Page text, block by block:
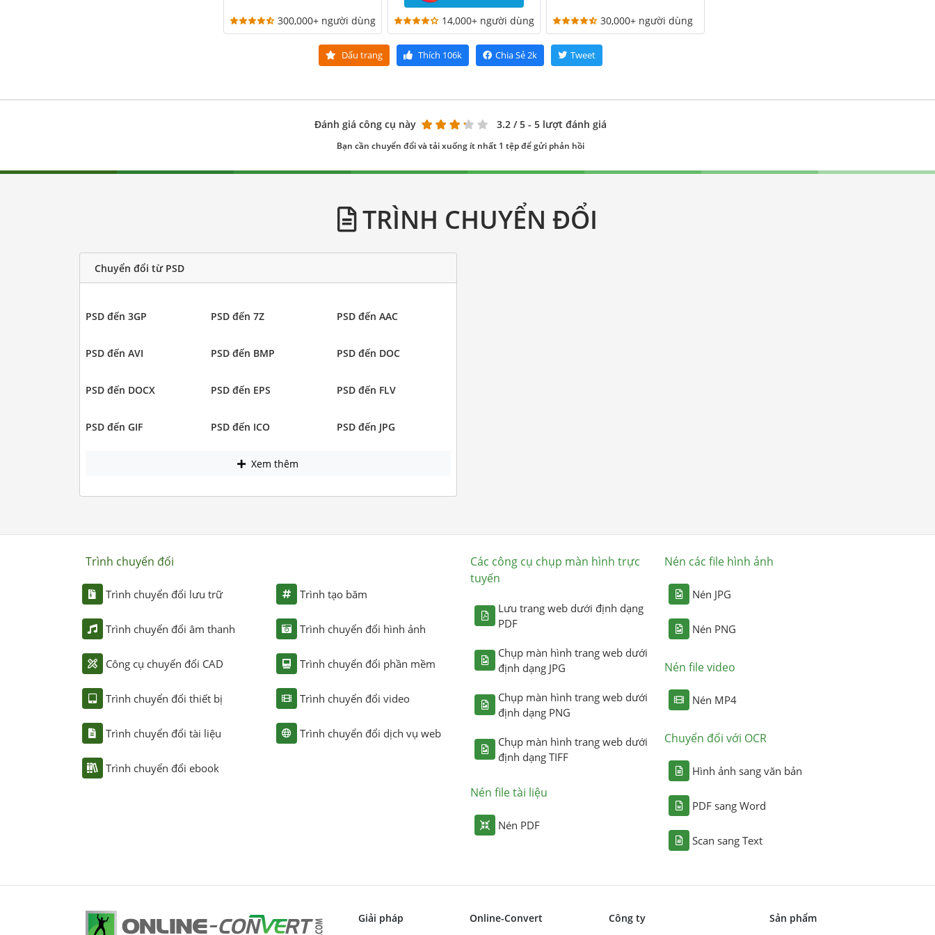
300,000+ người dùng 14,000+ người dùng 30,000+ người dùng
Dấu trang Thích 106k Chia Sẻ2k Tweet
Đánh giá công cụ này 3.2 / 5 - 5 lượt đánh giá
Bạn cần chuyển đổi và tải xuống ít nhất 1 tệp để gửi phản hồi
TRÌNH CHUYỂN ĐỔI
Chuyển đổi từ PSD
PSD đến 3GP PSD đến 7Z PSD đến AAC
PSD đến AVI PSD đến BMP PSD đến DOC
PSD đến DOCX PSD đến EPS PSD đến FLV
PSD đến GIF PSD đến ICO PSD đến JPG
Xem thêm
Trình chuyển đổi
Trình chuyển đổi lưu trữ
Trình chuyển đổi âm thanh
Công cụ chuyển đổi CAD
Trình chuyển đổi thiết bị
Trình chuyển đổi tài liệu
Trình chuyển đổi ebook
Trình tạo băm
Trình chuyển đổi hình ảnh
Trình chuyển đổi phần mềm
Trình chuyển đổi video
Trình chuyển đổi dịch vụ web
Các công cụ chụp màn hình trực
tuyến
Lưu trang web dưới định dạng
PDF
Chụp màn hình trang web dưới
định dạng JPG
Chụp màn hình trang web dưới
định dạng PNG
Chụp màn hình trang web dưới
định dạng TIFF
Nén file tài liệu
Nén PDF
Nén các file hình ảnh
Nén JPG
Nén PNG
Nén file video
Nén MP4
Chuyển đổi với OCR
Hình ảnh sang văn bản
PDF sang Word
Scan sang Text
Giải pháp Online-Convert Công ty Sản phẩm